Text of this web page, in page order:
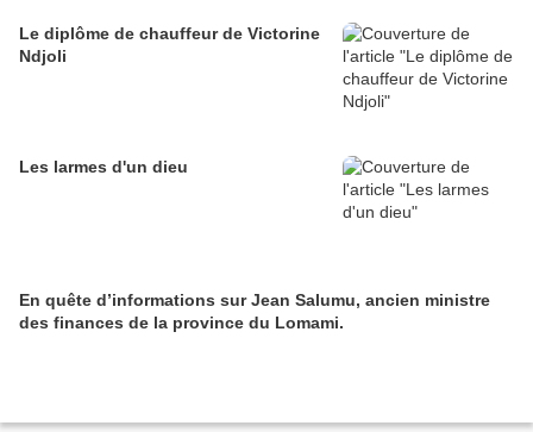
Le diplôme de chauffeur de Victorine
Ndjoli
Les larmes d'un dieu
En quête d’informations sur Jean Salumu, ancien ministre
des finances de la province du Lomami.